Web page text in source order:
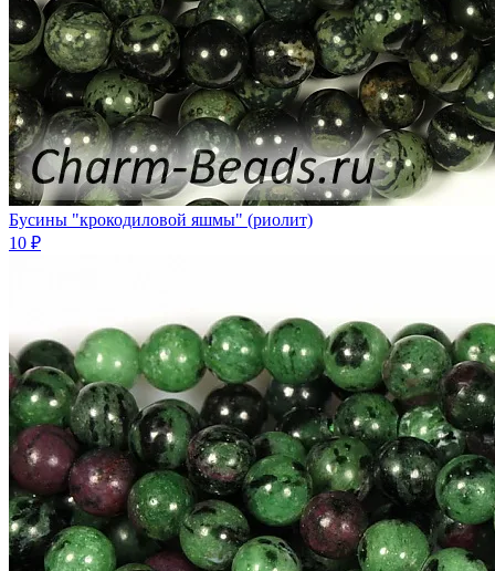
Бусины "крокодиловой яшмы" (риолит)
10 ₽